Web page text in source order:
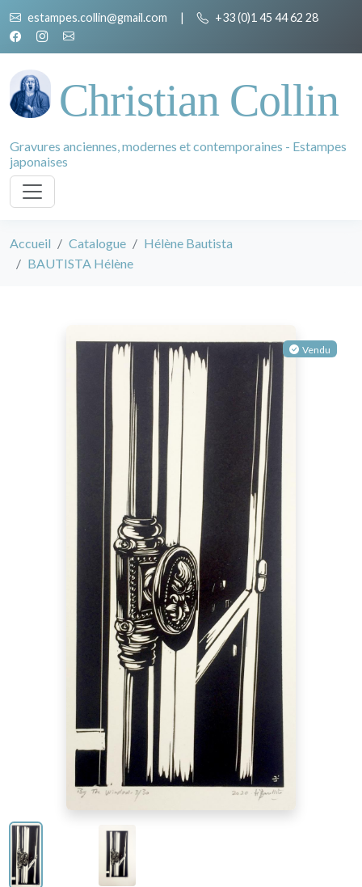
estampes.collin@gmail.com | +33 (0)1 45 44 62 28
Christian Collin
Gravures anciennes, modernes et contemporaines - Estampes
japonaises
Accueil Catalogue
Hélène Bautista
BAUTISTA Hélène
Vendu